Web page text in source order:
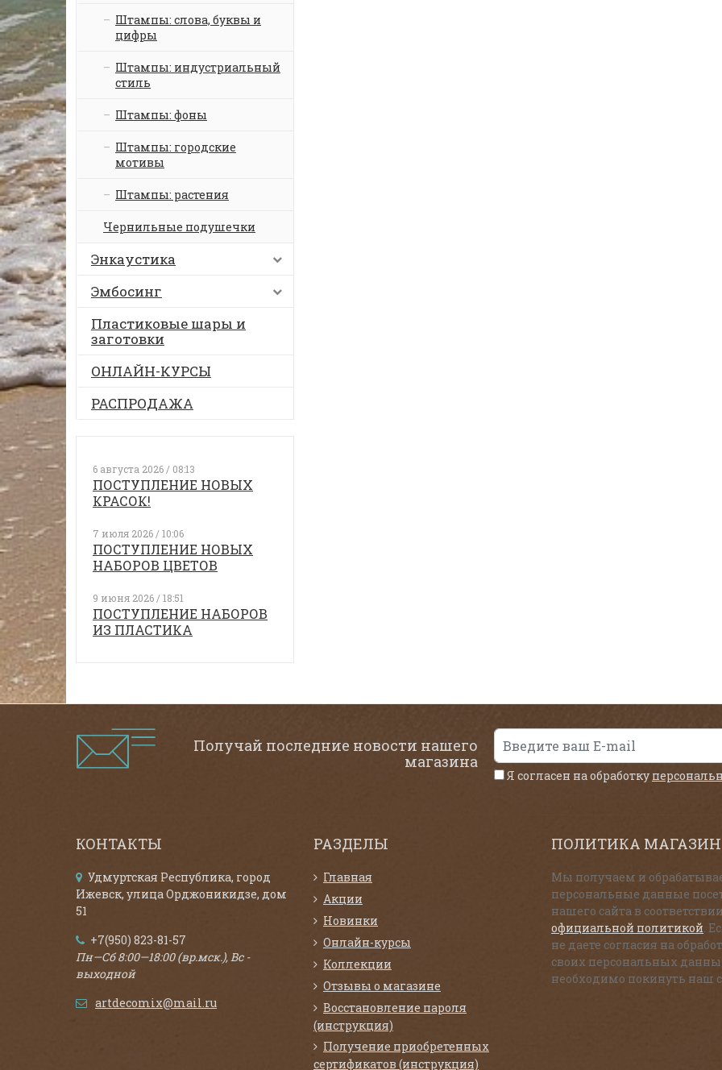
Штампы: слова, буквы и
цифры
Штампы: индустриальный
стиль
Штампы: фоны
Штампы: городские
мотивы
Штампы: растения
Чернильные подушечки
Энкаустика
Эмбосинг
Пластиковые шары и
заготовки
ОНЛАЙН-КУРСЫ
РАСПРОДАЖА
6 августа 2026 / 08:13
ПОСТУПЛЕНИЕ НОВЫХ
КРАСОК!
7 июля 2026 / 10:06
ПОСТУПЛЕНИЕ НОВЫХ
НАБОРОВ ЦВЕТОВ
9 июня 2026 / 18:51
ПОСТУПЛЕНИЕ НАБОРОВ
ИЗ ПЛАСТИКА
Получай последние новости нашего
магазина
Я согласен на обработку
КОНТАКТЫ
Удмуртская Республика, город
Ижевск, улица Орджоникидзе, дом
51
+7(950) 823-81-57
Пн—Сб 8:00—18:00 (вр.мск.), Вс -
выходной
artdecomix@mail.ru
РАЗДЕЛЫ
Главная
Акции
Новинки
Онлайн-курсы
Коллекции
Отзывы о магазине
Восстановление пароля
(инструкция)
Получение приобретенных
сертификатов (инструкция)
ПОЛИТИКА
Мы получаем и
персональные данные
нашего сайта в
официальной политикой.
не даете согласия на
своих персональных
необходимо покинуть наш